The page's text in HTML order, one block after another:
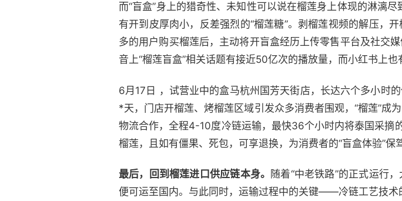
而“盲盒”身上的猎奇性、未知性可以说在榴莲身上体现的淋漓
有开到皮厚肉小，反差强烈的“榴莲糖”。剥榴莲视频的解压，
多的用户购买榴莲后，主动将开盲盒经历上传零售平台及社交
音上“榴莲盲盒”相关话题有接近50亿次的播放量，而小红书上也
6月17日 ，试营业中的盒马杭州国芳天街店，长达六个多小时
*天，门店开榴莲、烤榴莲区域引发众多消费者围观，“榴莲”成
物流合作，全程4-10度冷链运输，最快36个小时内将泰国采摘
榴莲，且如有僵果、死包，可享退换，为消费者的“盲盒体验”保
最后，回到榴莲进口供应链本身。
随着“中老铁路”的正式运行
便可运至国内。与此同时，运输过程中的关键——冷链工艺技术